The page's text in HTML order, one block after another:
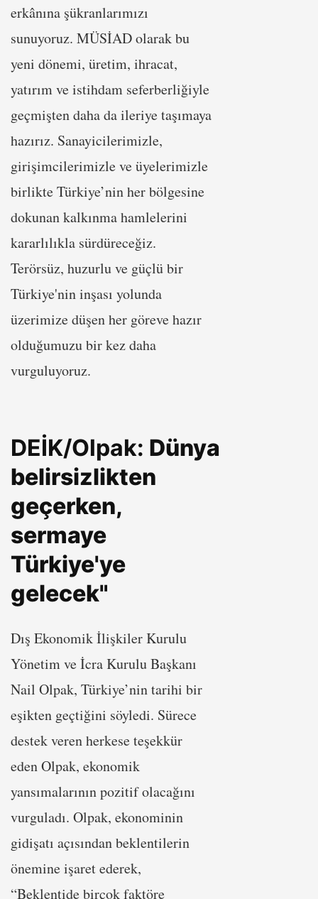
erkânına şükranlarımızı
sunuyoruz. MÜSİAD olarak bu
yeni dönemi, üretim, ihracat,
yatırım ve istihdam seferberliğiyle
geçmişten daha da ileriye taşımaya
hazırız. Sanayicilerimizle,
girişimcilerimizle ve üyelerimizle
birlikte Türkiye’nin her bölgesine
dokunan kalkınma hamlelerini
kararlılıkla sürdüreceğiz.
Terörsüz, huzurlu ve güçlü bir
Türkiye'nin inşası yolunda
üzerimize düşen her göreve hazır
olduğumuzu bir kez daha
vurguluyoruz.
DEİK/Olpak: Dünya
belirsizlikten
geçerken,
sermaye
Türkiye'ye
gelecek"
Dış Ekonomik İlişkiler Kurulu
Yönetim ve İcra Kurulu Başkanı
Nail Olpak, Türkiye’nin tarihi bir
eşikten geçtiğini söyledi. Sürece
destek veren herkese teşekkür
eden Olpak, ekonomik
yansımalarının pozitif olacağını
vurguladı. Olpak, ekonominin
gidişatı açısından beklentilerin
önemine işaret ederek,
“Beklentide birçok faktöre